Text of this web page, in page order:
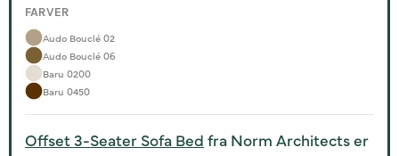
FARVER
Audo Bouclé 02
Audo Bouclé 06
Baru 0200
Baru 0450
Offset 3-Seater Sofa Bed fra Norm Architects er